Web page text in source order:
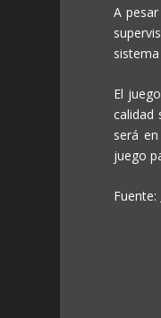
A
El
calidad
será
juego
Fuente: